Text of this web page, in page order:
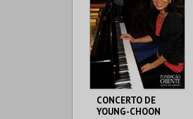
CONCERTO DE
YOUNG-CHOON